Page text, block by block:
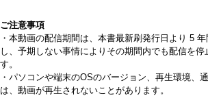
ご注意事項
・本動画の配信期間は、本書最新刷発行日より 5
し、予期しない事情によりその期間内でも配信を停
す。
・パソコンや端末のOSのバージョン、再生環境、
は、動画が再生されないことがあります。